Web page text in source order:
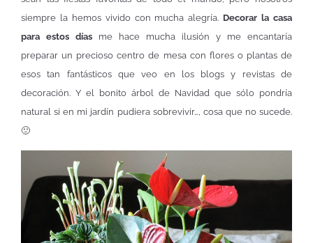
siempre la hemos vivido con mucha alegría. Decorar la casa
para estos días me hace mucha ilusión y me encantaría
preparar un precioso centro de mesa con flores o plantas de
esos tan fantásticos que veo en los blogs y revistas de
decoración. Y el bonito árbol de Navidad que sólo pondría
natural si en mi jardín pudiera sobrevivir…, cosa que no sucede.
🙁